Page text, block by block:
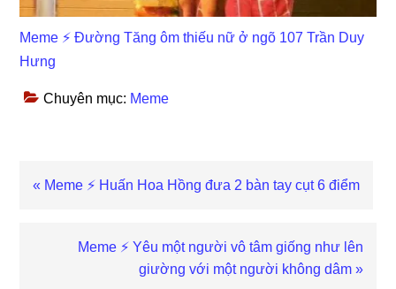
Meme ⚡ Đường Tăng ôm thiếu nữ ở ngõ 107 Trần Duy
Hưng
Chuyên mục: Meme
Previous
« Meme ⚡ Huấn Hoa Hồng đưa 2 bàn tay cụt 6 điểm
Next
Meme ⚡ Yêu một người vô tâm giống như lên
giường với một người không dâm »